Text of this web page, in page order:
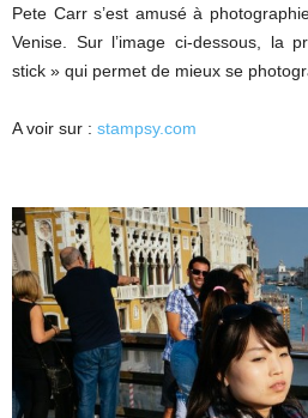
Pete Carr s’est amusé à
Venise. Sur l’image ci-dessous, la
stick » qui permet de mieux se
A voir sur : stampsy.com